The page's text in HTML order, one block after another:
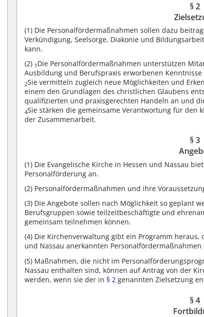
§ 2
(1) Die Personalfördermaßnahmen sollen dazu
Verkündigung, Seelsorge, Diakonie und
kann.
(2) 1 Die Personalfördermaßnahmen unterstützen
Ausbildung und Berufspraxis erworbenen
2Sie vermitteln zugleich neue Möglichkeiten und
einem den Grundlagen des christlichen Glaubens
qualifizierten und praxisgerechten Handeln an und
4Sie stärken die gemeinsame Verantwortung für
der Zusammenarbeit.
§ 3
(1) Die Evangelische Kirche in Hessen und Nassau
Personalförderung an.
(2) Personalfördermaßnahmen und ihre
(3) Die Angebote sollen nach Möglichkeit so geplant
Berufsgruppen sowie teilzeitbeschäftigte und
gemeinsam teilnehmen können.
(4) Die Kirchenverwaltung gibt ein Programm heraus,
und Nassau anerkannten
(5) Maßnahmen, die nicht im
Nassau enthalten sind, können auf Antrag von der
werden, wenn sie der in § 2 genannten Zielsetzung
§ 4